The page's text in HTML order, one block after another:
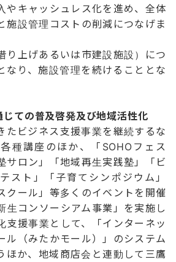
やキャッシュレス化を進め、全体
施設管理コストの削減につなげま
り上げあるいは市建設施設）につ
なり、施設管理を続けることとな
ての普及啓発及び地域活性化
ビジネス支援事業を継続するな
種講座のほか、「SOHOフェス
サロン」「地域再生実践塾」「ビ
スト」「子育てシンポジウム」
クール」等多くのイベントを開催
生コンソーシアム事業」を実施し
支援事業として、「インターネッ
ル（みたかモール）」のシステム
ほか、地域商店会と連動して三鷹